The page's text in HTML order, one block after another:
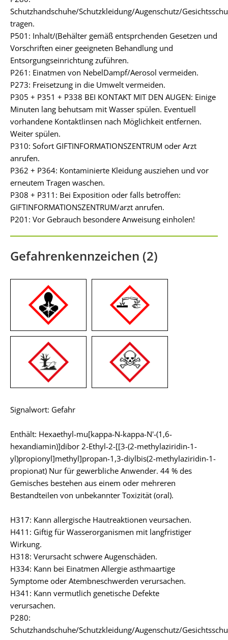
Schutzhandschuhe/Schutzkleidung/Augenschutz/
tragen.
P501: Inhalt/(Behälter gemäß entsprchenden Gesetzen und
Vorschriften einer geeigneten Behandlung und
Entsorgungseinrichtung zuführen.
P261: Einatmen von NebelDampf/Aerosol vermeiden.
P273: Freisetzung in die Umwelt vermeiden.
P305 + P351 + P338 BEI KONTAKT MIT DEN AUGEN: Einige
Minuten lang behutsam mit Wasser spülen. Eventuell
vorhandene Kontaktlinsen nach Möglichkeit entfernen.
Weiter spülen.
P310: Sofort GIFTINFORMATIONSZENTRUM oder Arzt
anrufen.
P362 + P364: Kontaminierte Kleidung ausziehen und vor
erneutem Tragen waschen.
P308 + P311: Bei Exposition oder falls betroffen:
GIFTINFORMATIONSZENTRUM/arzt anrufen.
P201: Vor Gebrauch besondere Anweisung einholen!
Gefahrenkennzeichen (2)
Signalwort: Gefahr
Enthält: Hexaethyl-mu[kappa-N-kappa-N'-(1,6-
hexandiamin)]dibor 2-Ethyl-2-[[3-(2-methylaziridin-1-
yl)propionyl]methyl]propan-1,3-diylbis(2-methylaziridin-1-
propionat) Nur für gewerbliche Anwender. 44 % des
Gemisches bestehen aus einem oder mehreren
Bestandteilen von unbekannter Toxizität (oral).
H317: Kann allergische Hautreaktionen veursachen.
H411: Giftig für Wasserorganismen mit langfristiger
Wirkung.
H318: Verursacht schwere Augenschäden.
H334: Kann bei Einatmen Allergie asthmaartige
Symptome oder Atembneschwerden verursachen.
H341: Kann vermutlich genetische Defekte
verursachen.
P280:
Schutzhandschuhe/Schutzkleidung/Augenschutz/